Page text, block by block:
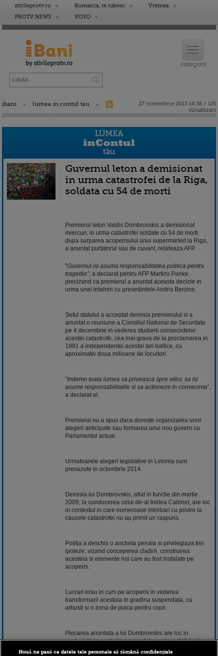
stirileprotv.ro Romania, te iubesc
Vremea
PROTV NEWS
VOYO
ibani lumea in contul tau
27 noiembrie 2013 14:38 / 125
vizualizari
Guvernul leton a demisionat
in urma catastrofei de la Riga,
soldata cu 54 de morti
Premierul leton Valdis Dombrovskis a demisionat
miercuri, in urma catastrofei soldate cu 54 de morti
dupa surparea acoperisului unui supermarket la Riga,
a anuntat purtatorul sau de cuvant, relateaza AFP.
"Guvernul isi asuma responsabilitatea politica pentru
tragedie", a declarat pentru AFP Martins Panke,
precizand ca premierul a anuntat aceasta decizie in
urma unei intalniri cu presedintele Andris Berzins.
Seful statului a acceptat demisia premierului si a
anuntat o reuniune a Consiliul National de Securitate
pe 4 decembrie in vederea studierii consecintelor
acestei catastrofe, cea mai grava de la proclamarea in
1991 a independentei acestei tari baltice, cu
aproximativ doua milioane de locuitori.
"Indemn toata lumea sa priveasca spre viitor, sa isi
asume responsabilitatile si sa actioneze in consecinta",
a declarat el.
Premierul nu a spus daca doreste organizarea unor
alegeri anticipate sau formarea unui nou guvern cu
Parlamentul actual.
Urmatoarele alegeri legislative in Letonia sunt
prevazute in octombrie 2014.
Demisia lui Dombrovskis, aflat in functie din martie
2009, la conducerea celui de-al treilea Cabinet, are loc
in contextul in care numeroase intrebari cu privire la
cauzele catastrofei nu au primit un raspuns.
Politia a deschis o ancheta penala si privilegiaza trei
ipoteze, vizand conceperea cladirii, construirea
acesteia si elemente noi care au fost instalate pe
acoperis.
Lucrari erau in curs pe acoperis in vederea
transformarii acestuia in gradina suspendata, cu
arbusti si o zona de joaca pentru copii
Plecarea anuntata a lui Dombrovskis are loc in
contextul in care Letonia, un stat membru al Uniunii
Europene, se pregateste sa adere la zona euro pe 1
Nouă ne pasă ca datele tale personale să rămână confidențiale